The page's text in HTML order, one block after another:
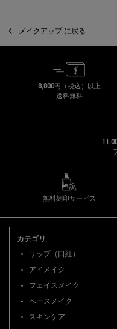
メイクアップ に戻る
8,800円（税込）以上
送料無料
無料刻印サービス
カテゴリ
リップ（口紅）
アイメイク
フェイスメイク
ベースメイク
スキンケア